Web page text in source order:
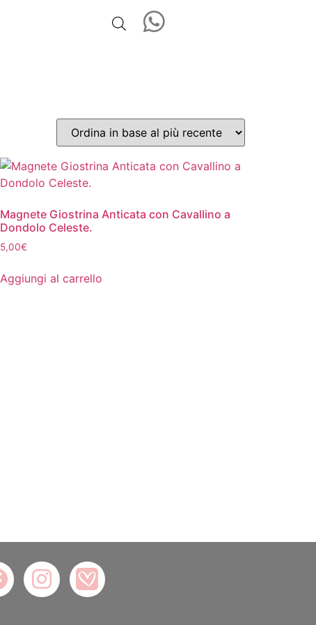
Magnete Giostrina Anticata con Cavallino a
Dondolo Celeste.
5,00€
Aggiungi al carrello